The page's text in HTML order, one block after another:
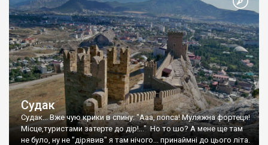
Судак
Судак... Вже чую крики в спину: "Ааа, попса! Муляжна фортеця!
Місце,туристами затерте до дір!..." Но то шо? А мене ще там
не було, ну не "дірявив" я там нічого... принаймні до цього літа.